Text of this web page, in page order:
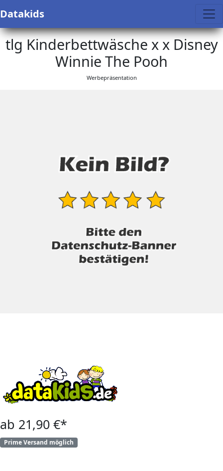
Datakids
tlg Kinderbettwäsche x x Disney
Winnie The Pooh
Werbepräsentation
ab 21,90 €*
Prime Versand möglich